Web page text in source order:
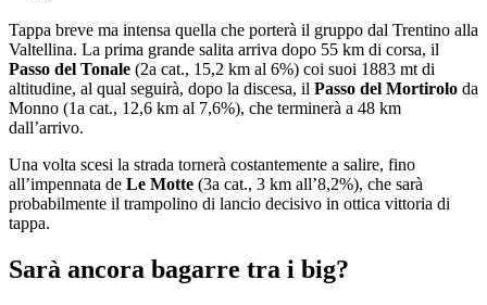
Tappa breve ma intensa quella che porterà il gruppo dal Trentino alla
Valtellina. La prima grande salita arriva dopo 55 km di corsa, il
Passo del Tonale (2a cat., 15,2 km al 6%) coi suoi 1883 mt di
altitudine, al qual seguirà, dopo la discesa, il Passo del Mortirolo da
Monno (1a cat., 12,6 km al 7,6%), che terminerà a 48 km
dall’arrivo.
Una volta scesi la strada tornerà costantemente a salire, fino
all’impennata de Le Motte (3a cat., 3 km all’8,2%), che sarà
probabilmente il trampolino di lancio decisivo in ottica vittoria di
tappa.
Sarà ancora bagarre tra i big?